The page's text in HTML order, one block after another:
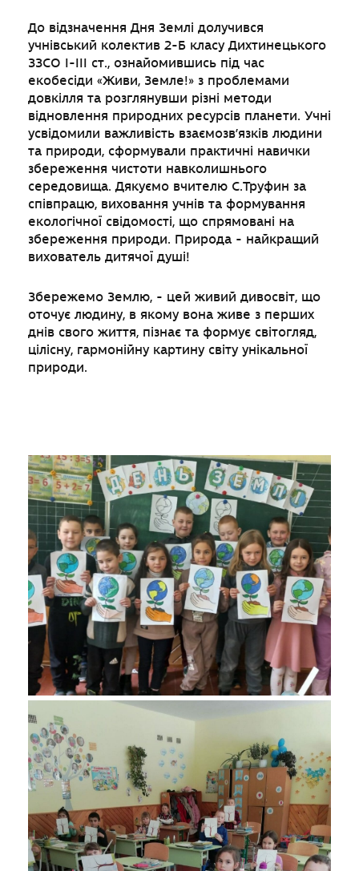
До відзначення Дня Землі долучився
учнівський колектив 2-Б класу Дихтинецького
ЗЗСО І-ІІІ ст., ознайомившись під час
екобесіди «Живи, Земле!» з проблемами
довкілля та розглянувши різні методи
відновлення природних ресурсів планети. Учні
усвідомили важливість взаємозв’язків людини
та природи, сформували практичні навички
збереження чистоти навколишнього
середовища. Дякуємо вчителю С.Труфин за
співпрацю, виховання учнів та формування
екологічної свідомості, що спрямовані на
збереження природи. Природа - найкращий
вихователь дитячої душі!
Збережемо Землю, - цей живий дивосвіт, що
оточує людину, в якому вона живе з перших
днів свого життя, пізнає та формує світогляд,
цілісну, гармонійну картину світу унікальної
природи.